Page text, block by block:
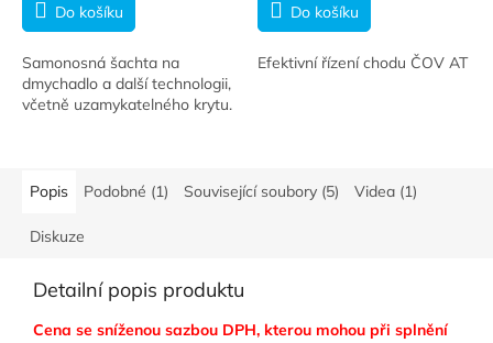
Do košíku
Samonosná šachta na
dmychadlo a další technologii,
včetně uzamykatelného krytu.
Do košíku
Efektivní řízení chodu ČOV AT
Popis Podobné (1) Související soubory (5) Videa (1)
Diskuze
Detailní popis produktu
Cena se sníženou sazbou DPH, kterou mohou při splnění